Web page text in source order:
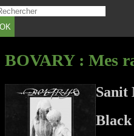
OK
BOVARY: Mes
Sanit